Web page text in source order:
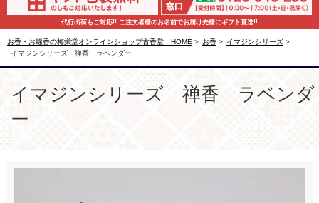
代行出荷もご対応!! ご注文者様のお名前でお届け先様にギフト直送!!
お香・お線香の梅栄堂オンラインショップ古香堂 HOME > お香 > イマジンシリーズ >
イマジンシリーズ 禅香 ラベンダー
イマジンシリーズ 禅香 ラベンダ
ー